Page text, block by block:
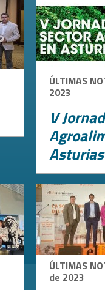
ÚLTIMAS
2023
V
Asturias
ÚLTIMAS
de 2023